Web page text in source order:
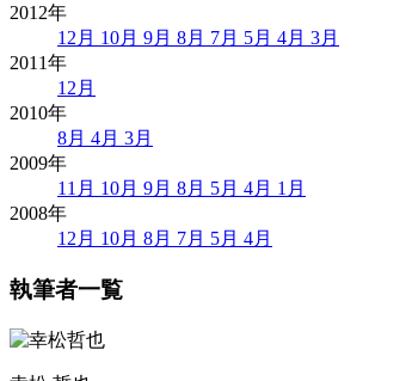
2012年
12月 10月 9月 8月 7月 5月 4月 3月
2011年
12月
2010年
8月 4月 3月
2009年
11月 10月 9月 8月 5月 4月 1月
2008年
12月 10月 8月 7月 5月 4月
執筆者一覧